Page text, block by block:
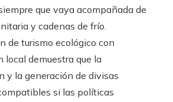
que vaya acompañada de
y cadenas de frío.
de turismo ecológico con
local demuestra que la
y la generación de divisas
si las políticas